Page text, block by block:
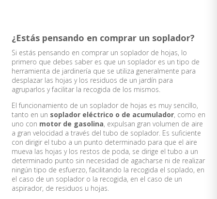
¿Estás pensando en comprar un soplador?
Si estás pensando en comprar un soplador de hojas, lo
primero que debes saber es que un soplador es un tipo de
herramienta de jardinería que se utiliza generalmente para
desplazar las hojas y los residuos de un jardín para
agruparlos y facilitar la recogida de los mismos.
El funcionamiento de un soplador de hojas es muy sencillo,
tanto en un soplador eléctrico o de acumulador, como en
uno con motor de gasolina, expulsan gran volumen de aire
a gran velocidad a través del tubo de soplador. Es suficiente
con dirigir el tubo a un punto determinado para que el aire
mueva las hojas y los restos de poda, se dirige el tubo a un
determinado punto sin necesidad de agacharse ni de realizar
ningún tipo de esfuerzo, facilitando la recogida el soplado, en
el caso de un soplador o la recogida, en el caso de un
aspirador, de residuos u hojas.